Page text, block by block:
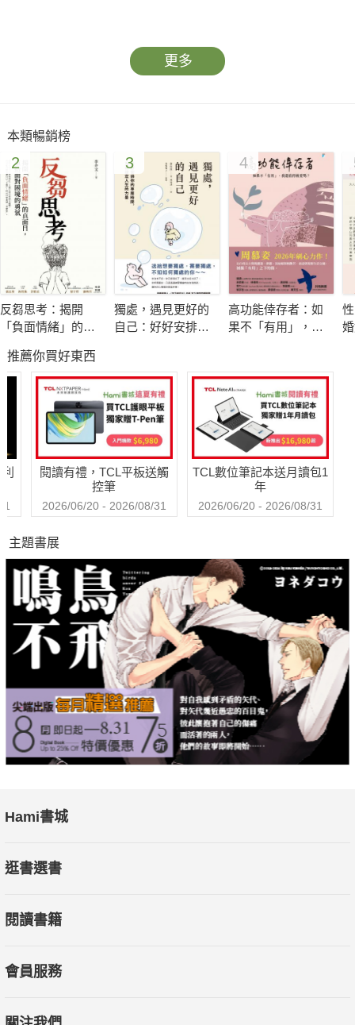
如果沒人告訴我，我的人生過得超讚的話，要該死的怎麼辦！◢
我曾為了證明自己的特別，踏上漫長的旅程，
卻發現自己陷入了一座獎盃也沒有、
也不曉得能否到達自己想去地方的困境。
我的人生沒有什麼不對，有工作、朋友也有愛人，
但當這些事物沒達到成人版本的「全班第一」的話，我該如何是
後來我發現，人們忘了人生還有一種東西，叫做「快樂的中等生
活」。
「平凡」。
如果你曾因社群貼文獲得的讚數不夠而把它們刪除，
或憂心自己達不到理想標準、不斷自我責難，
這本書將會是你我的解放宣言。平凡，就是最棒的！
我們可以按照自己的步調生活，不再藉由他人讚美認可自己存
也可以在羨慕、認同他人能力時回頭看看自己，其實也「無敵可
愛」！
更多
本類暢銷榜
2
反芻思考：揭開
「負面情緒」的真
境的勇氣
3
獨處，遇見更好的
自己：好好安排你
4
高功能倖存者：如
果不「有用」，我
推薦你買好東西
閱讀有禮，TCL平板送觸
控筆
2026/06/20 - 2026/08/31
TCL數位筆記本送月讀包1
年
2026/06/20 - 2026/08/31
主題書展
Hami書城
逛書選書
閱讀書籍
會員服務